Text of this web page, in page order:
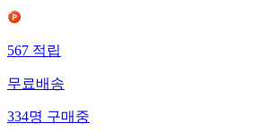
567적립
무료배송
334명구매중